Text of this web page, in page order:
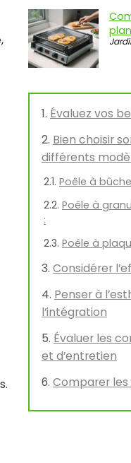
Évaluez vos
Bien choisir
différents
Poêle à
Poêle à
:
Poêle à
Considérer
Penser à
l’intégration
Évaluer les
et d’entretien
Comparer